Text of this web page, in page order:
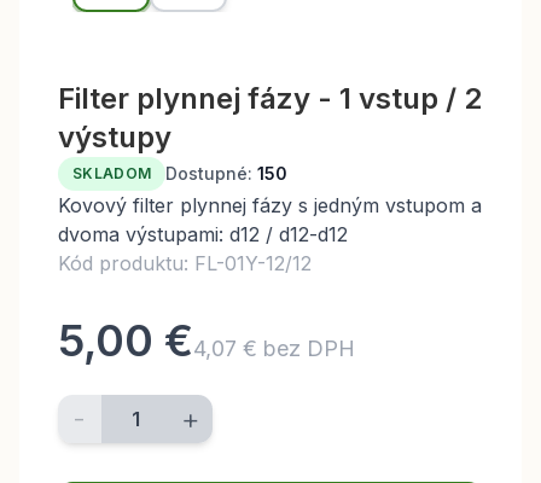
Filter plynnej fázy - 1 vstup / 2
výstupy
SKLADOM Dostupné: 150
Kovový filter plynnej fázy s jedným vstupom a
dvoma výstupami: d12 / d12-d12
Kód produktu: FL-01Y-12/12
5,00 €4,07 € bez DPH
- +